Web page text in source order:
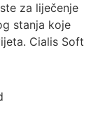
za liječenje
stanja koje
Cialis Soft